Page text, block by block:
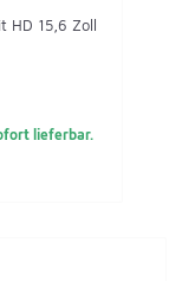
HD 15,6 Zoll
lieferbar.